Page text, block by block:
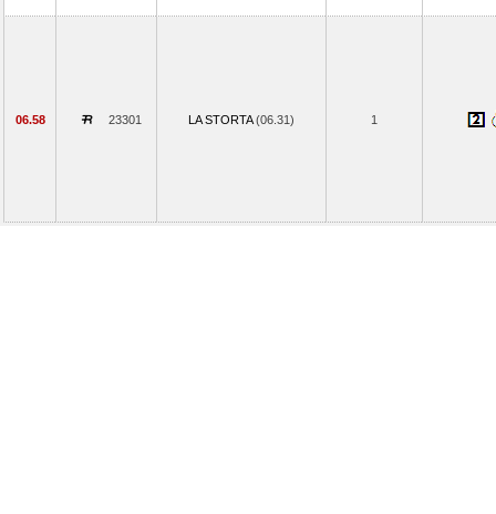
06.58 23301 LA STORTA(06.31) 1